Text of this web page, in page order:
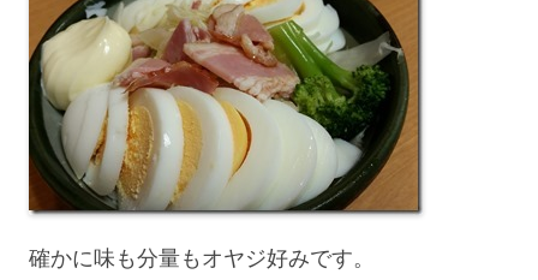
確かに味も分量もオヤジ好みです。